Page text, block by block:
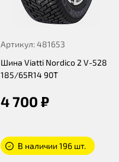
Артикул: 481653
Шина Viatti Nordico 2 V-528
185/65R14 90T
4 700 ₽
В наличии 196 шт.